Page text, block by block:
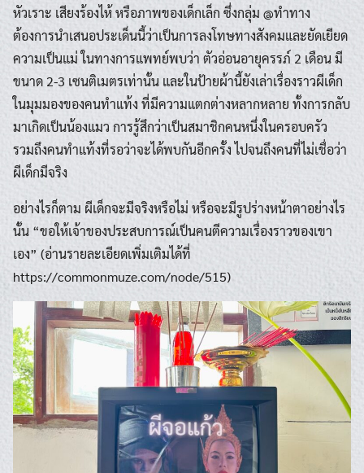
หัวเราะ เสียงร้องไห้ หรือภาพของเด็กเล็ก ซึ่งกลุ่ม @ทำทาง
ต้องการนำเสนอประเด็นนี้ว่าเป็นการลงโทษทางสังคมและยัดเยียด
ความเป็นแม่ ในทางการแพทย์พบว่า ตัวอ่อนอายุครรภ์ 2 เดือน มี
ขนาด 2-3 เซนติเมตรเท่านั้น และในป้ายผ้านี้ยังเล่าเรื่องราวผีเด็ก
ในมุมมองของคนทำแท้ง ที่มีความแตกต่างหลากหลาย ทั้งการกลับ
มาเกิดเป็นน้องแมว การรู้สึกว่าเป็นสมาชิกคนหนึ่งในครอบครัว
รวมถึงคนทำแท้งที่รอว่าจะได้พบกันอีกครั้ง ไปจนถึงคนที่ไม่เชื่อว่า
ผีเด็กมีจริง
อย่างไรก็ตาม ผีเด็กจะมีจริงหรือไม่ หรือจะมีรูปร่างหน้าตาอย่างไร
นั้น “ขอให้เจ้าของประสบการณ์เป็นคนตีความเรื่องราวของเขา
เอง” (อ่านรายละเอียดเพิ่มเติมได้ที่
https://commonmuze.com/node/515)